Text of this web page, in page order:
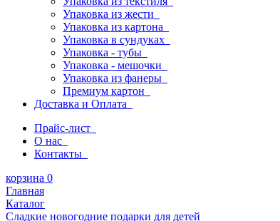
Упаковка из жести
Упаковка из картона
Упаковка в сундуках
Упаковка - тубы
Упаковка - мешочки
Упаковка из фанеры
Премиум картон
Доставка и Оплата
Прайс-лист
О нас
Контакты
корзина 0
Главная
Каталог
Сладкие новогодние подарки для детей